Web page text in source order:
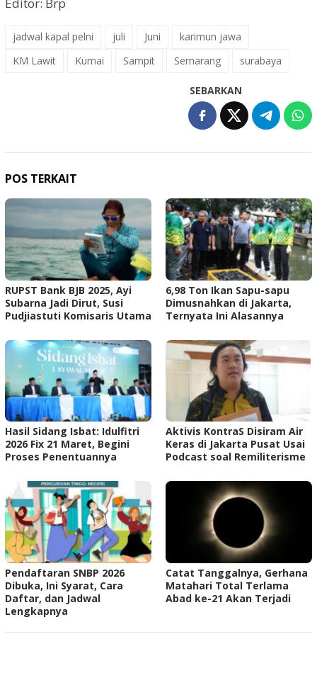
jadwal kapal pelni juli Juni
karimun jawa
KM Lawit
Kumai Sampit Semarang surabaya
SEBARKAN
POS TERKAIT
RUPST Bank BJB 2025, Ayi
Subarna Jadi Dirut, Susi
Pudjiastuti Komisaris Utama
6,98 Ton Ikan Sapu-sapu
Dimusnahkan di Jakarta,
Ternyata Ini Alasannya
Hasil Sidang Isbat: Idulfitri
2026 Fix 21 Maret, Begini
Proses Penentuannya
Aktivis KontraS Disiram Air
Keras di Jakarta Pusat Usai
Podcast soal Remiliterisme
Pendaftaran SNBP 2026
Dibuka, Ini Syarat, Cara
Daftar, dan Jadwal
Lengkapnya
Catat Tanggalnya, Gerhana
Matahari Total Terlama
Abad ke-21 Akan Terjadi